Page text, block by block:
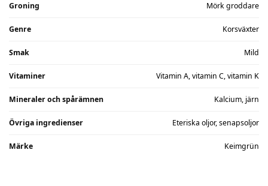
Groning Mörk groddare
Genre Korsväxter
Smak Mild
Vitaminer Vitamin A, vitamin C, vitamin K
Mineraler och spårämnen Kalcium, järn
Övriga ingredienser Eteriska oljor, senapsoljor
Märke Keimgrün